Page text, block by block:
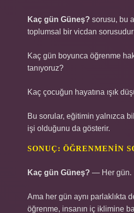
Kaç gün Güneş? sorusu, bu
toplumsal bir vicdan
Kaç gün boyunca öğrenme
tanıyoruz?
Kaç çocuğun hayatına ışık
Bu sorular, eğitimin yalnızca
işi olduğunu da gösterir.
SONUÇ: ÖĞRENMENIN
Kaç gün Güneş? — Her gün.
Ama her gün aynı parlaklıkta
öğrenme, insanın iç iklimine